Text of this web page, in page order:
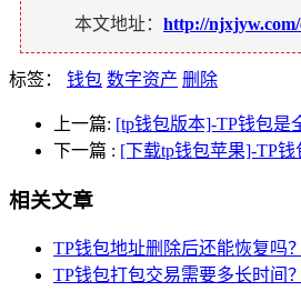
本文地址： http://
标签： 钱包 数字资产 删除
上一篇: [tp钱包版本]-TP钱包是
下一篇 : [下载tp钱包苹果]-TP
相关文章
TP钱包地址删除后还能恢复吗
TP钱包打包交易需要多长时间